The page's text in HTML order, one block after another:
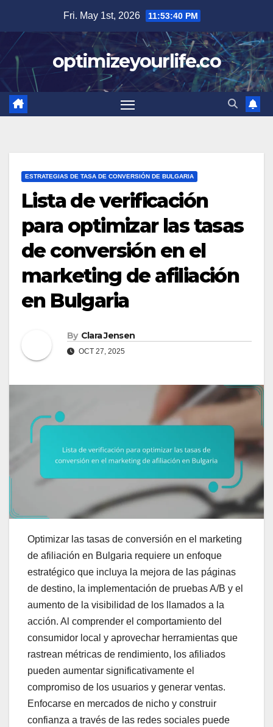
content
Fri. May 1st, 2026 11:53:41 PM
optimizeyourlife.co
ESTRATEGIAS DE TASA DE CONVERSIÓN DE BULGARIA
Lista de verificación
para optimizar las tasas
de conversión en el
marketing de afiliación
en Bulgaria
By Clara Jensen
OCT 27, 2025
Optimizar las tasas de conversión en el marketing
de afiliación en Bulgaria requiere un enfoque
estratégico que incluya la mejora de las páginas
de destino, la implementación de pruebas A/B y el
aumento de la visibilidad de los llamados a la
acción. Al comprender el comportamiento del
consumidor local y aprovechar herramientas que
rastrean métricas de rendimiento, los afiliados
pueden aumentar significativamente el
compromiso de los usuarios y generar ventas.
Enfocarse en mercados de nicho y construir
confianza a través de las redes sociales puede